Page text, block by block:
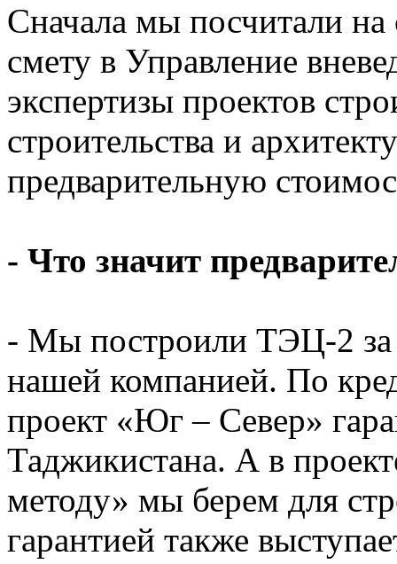
Сначала мы посчитали
смету в Управление
экспертизы проектов
строительства и
предварительную
- Что значит
- Мы построили ТЭЦ-2 за
нашей компанией. По
проект «Юг – Север»
Таджикистана. А в
методу» мы берем для
гарантией также